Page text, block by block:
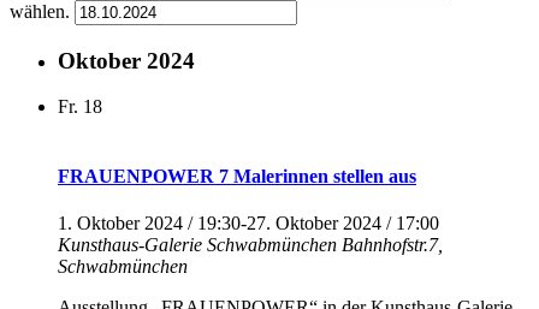
wählen.
Oktober 2024
Fr. 18
FRAUENPOWER 7 Malerinnen stellen aus
1. Oktober 2024 / 19:30-27. Oktober 2024 / 17:00
Kunsthaus-Galerie Schwabmünchen Bahnhofstr.7,
Schwabmünchen